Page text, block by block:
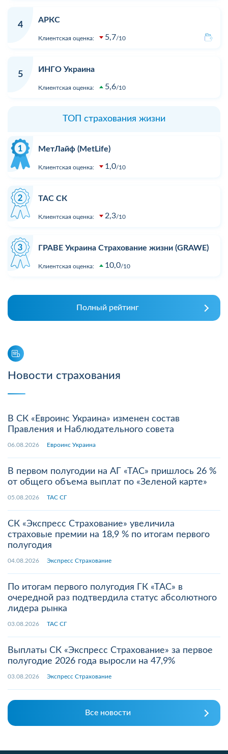
4
АРКС
Клиентская оценка: 5,7 10
5
ИНГО Украина
Клиентская оценка: 5,6 10
ТОП страхования жизни
МетЛайф (MetLife)
Клиентская оценка: 1,0 10
ТАС СК
Клиентская оценка: 2,3 10
ГРАВЕ Украина Страхование жизни (GRAWE)
Клиентская оценка: 10,0 10
Полный рейтинг
Новости страхования
В СК «Евроинс Украина» изменен состав
Правления и Наблюдательного совета
06.08.2026 Евроинс Украина
В первом полугодии на АГ «ТАС» пришлось 26 %
от общего объема выплат по «Зеленой карте»
05.08.2026 ТАС СГ
СК «Экспресс Страхование» увеличила
страховые премии на 18,9 % по итогам первого
полугодия
04.08.2026 Экспресс Страхование
По итогам первого полугодия ГК «ТАС» в
очередной раз подтвердила статус абсолютного
лидера рынка
03.08.2026 ТАС СГ
Выплаты СК «Экспресс Страхование» за первое
полугодие 2026 года выросли на 47,9%
03.08.2026 Экспресс Страхование
Все новости